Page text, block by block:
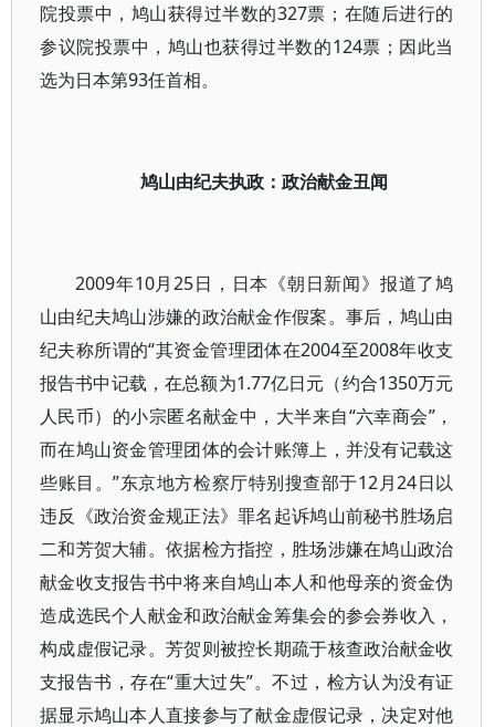
院投票中，鸠山获得过半数的327票；在随后进行的
参议院投票中，鸠山也获得过半数的124票；因此当
选为日本第93任首相。
鸠山由纪夫执政：政治献金丑闻
2009年10月25日，日本《朝日新闻》报道了鸠
山由纪夫鸠山涉嫌的政治献金作假案。事后，鸠山由
纪夫称所谓的“其资金管理团体在2004至2008年收支
报告书中记载，在总额为1.77亿日元（约合1350万元
人民币）的小宗匿名献金中，大半来自“六幸商会”，
而在鸠山资金管理团体的会计账簿上，并没有记载这
些账目。”东京地方检察厅特别搜查部于12月24日以
违反《政治资金规正法》罪名起诉鸠山前秘书胜场启
二和芳贺大辅。依据检方指控，胜场涉嫌在鸠山政治
献金收支报告书中将来自鸠山本人和他母亲的资金伪
造成选民个人献金和政治献金筹集会的参会券收入，
构成虚假记录。芳贺则被控长期疏于核查政治献金收
支报告书，存在“重大过失”。不过，检方认为没有证
据显示鸠山本人直接参与了献金虚假记录，决定对他